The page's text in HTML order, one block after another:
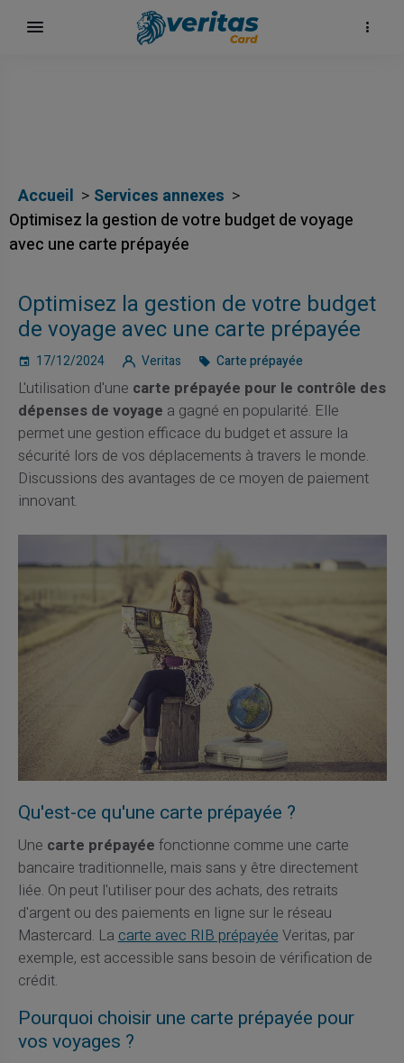
Accueil
Services annexes
Optimisez la gestion de votre budget de voyage
avec une carte prépayée
Optimisez la gestion de votre budget
de voyage avec une carte prépayée
17/12/2024 Veritas Carte prépayée
L'utilisation d'une carte prépayée pour le contrôle des
dépenses de voyage a gagné en popularité. Elle
permet une gestion efficace du budget et assure la
sécurité lors de vos déplacements à travers le monde.
Discussions des avantages de ce moyen de paiement
innovant.
Qu'est-ce qu'une carte prépayée ?
Une carte prépayée fonctionne comme une carte
bancaire traditionnelle, mais sans y être directement
liée. On peut l'utiliser pour des achats, des retraits
d'argent ou des paiements en ligne sur le réseau
Mastercard. Lacarte avec RIB prépayéeVeritas, par
exemple, est accessible sans besoin de vérification de
crédit.
Pourquoi choisir une carte prépayée pour
vos voyages ?